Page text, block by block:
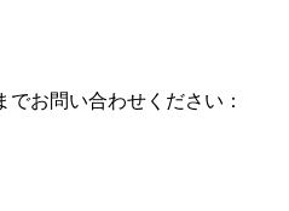
お問い合わせください：